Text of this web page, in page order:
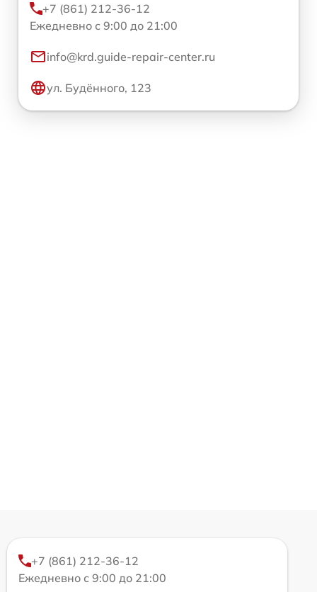
+7 (861) 212-36-12
Ежедневно с 9:00 до 21:00
info@krd.guide-repair-center.ru
ул. Будённого, 123
+7 (861) 212-36-12
Ежедневно с 9:00 до 21:00